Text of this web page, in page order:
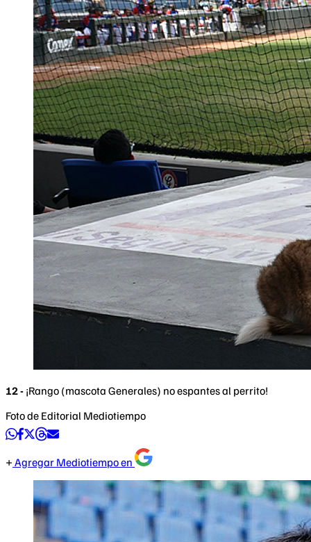
12 - ¡Rango (mascota Generales) no espantes al perrito!
Foto de Editorial Mediotiempo
Agregar Mediotiempo en